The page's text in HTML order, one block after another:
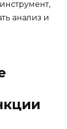
анализ и